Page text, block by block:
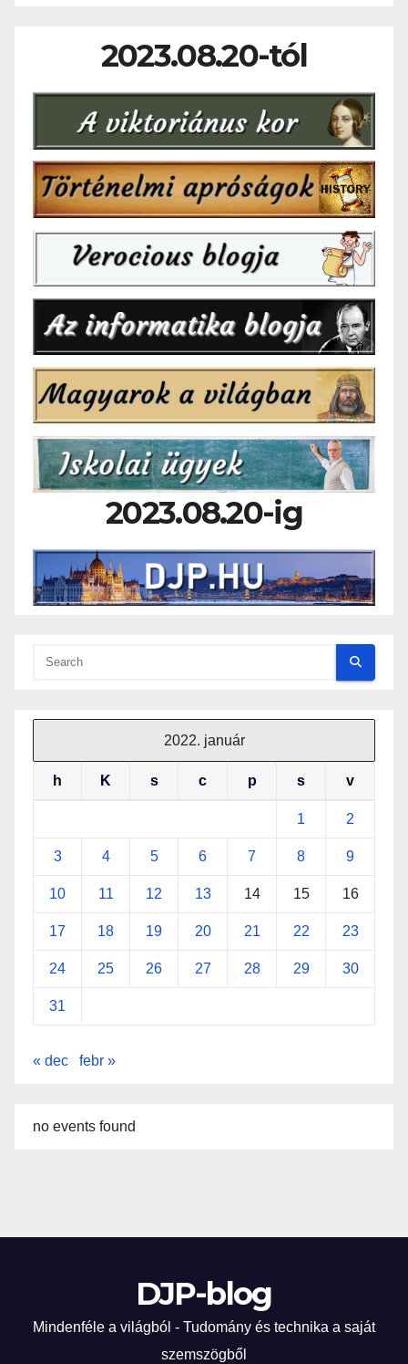
2023.08.20-tól
2023.08.20-ig
2022. január
h K s c p s v
1 2
3 4 5 6 7 8 9
10 11 12 13 14 15 16
17 18 19 20 21 22 23
24 25 26 27 28 29 30
31
« dec febr »
no events found
DJP-blog
Mindenféle a világból - Tudomány és technika a saját
szemszögből